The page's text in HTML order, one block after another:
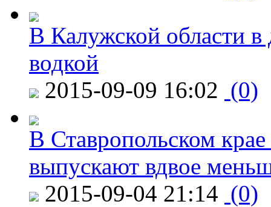
В Калужской области в
водкой
2015-09-09 16:02 (0)
В Ставропольском
выпускают вдвое
2015-09-04 21:14 (0)